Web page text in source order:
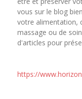
vous sur le blog
votre alimentation,
massage ou de
d'articles pour
https://